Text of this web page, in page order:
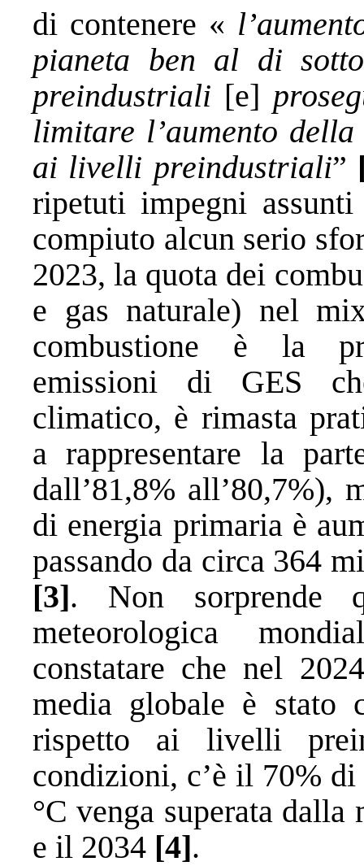
di contenere «
pianeta ben al di
preindustriali [e]
limitare l’aumento
ai livelli preindustriali”
ripetuti impegni
compiuto alcun serio
2023, la quota dei
e gas naturale) nel
combustione è la
emissioni di GES
climatico, è rimasta
a rappresentare la
dall’81,8% all’80,7%),
di energia primaria è
passando da circa 364
[3]. Non sorprende
meteorologica
constatare che nel
media globale è stato
rispetto ai livelli
condizioni, c’è il 70%
°C venga superata
e il 2034 [4].